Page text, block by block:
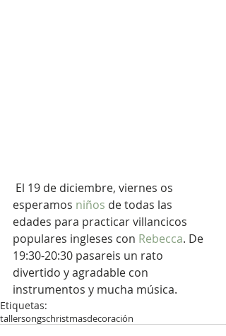
esperamos niños de todas las
edades para practicar villancicos
populares ingleses con Rebecca. De
19:30-20:30 pasareis un rato
divertido y agradable con
instrumentos y mucha música.
Etiquetas:
tallersongschristmasdecoración